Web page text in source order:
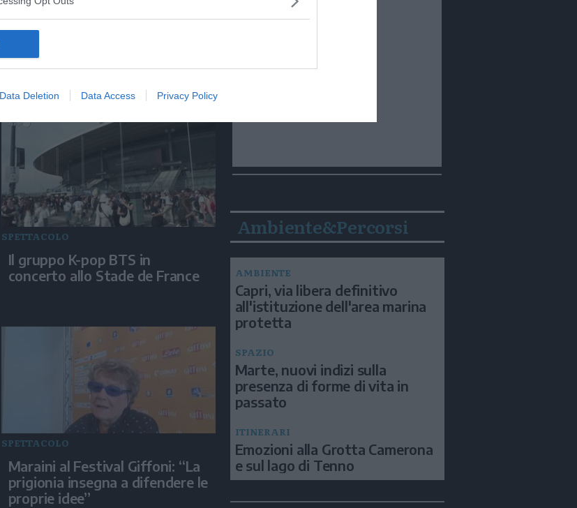
Data Deletion Data Access Privacy Policy
SPETTACOLO
Spider-Man, Tom Holland e
Zendaya affascinano Città del
SPETTACOLO
Il gruppo K-pop BTS in
concerto allo Stade de France
SPETTACOLO
Maraini al Festival Giffoni: “La
prigionia insegna a difendere le
proprie idee”
Ambiente&Percorsi
AMBIENTE
Capri, via libera definitivo
all'istituzione dell'area marina
protetta
SPAZIO
Marte, nuovi indizi sulla
presenza di forme di vita in
passato
ITINERARI
Emozioni alla Grotta Camerona
e sul lago di Tenno